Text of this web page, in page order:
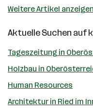
Weitere Artikel anzeigen
Aktuelle Suchen auf
Tageszeitung in
Holzbau in
Human Resources
Architektur in Ried im